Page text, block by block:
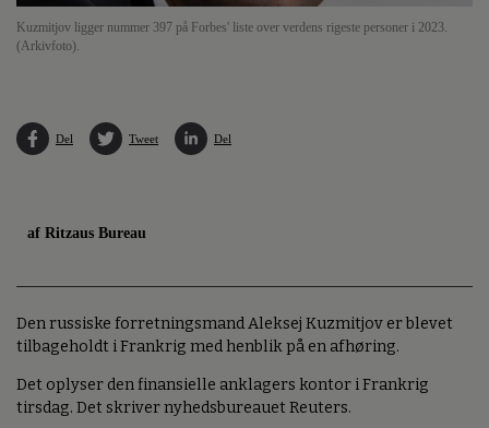
Kuzmitjov ligger nummer 397 på Forbes' liste over verdens rigeste personer i 2023.
(Arkivfoto).
Del Tweet Del
af Ritzaus Bureau
Den russiske forretningsmand Aleksej Kuzmitjov er blevet
tilbageholdt i Frankrig med henblik på en afhøring.
Det oplyser den finansielle anklagers kontor i Frankrig
tirsdag. Det skriver nyhedsbureauet Reuters.